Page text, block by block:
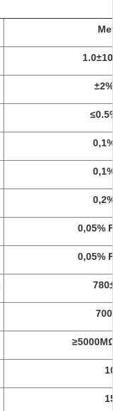
0,05%
0,05%